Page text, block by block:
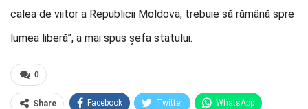
calea de viitor a Republicii Moldova, trebuie să rămână spre
lumea liberă”, a mai spus șefa statului.
0
Share Facebook Twitter WhatsApp